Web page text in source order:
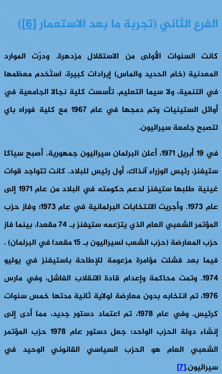
الفرع الثاني (تجربة ما بعد الاستعمار[6]
)
كانت السنوات الأولى من الاستقلال مزدهرة. ودرّت الموارد
المعدنية (خام الحديد والماس) إيرادات كبيرة، استُخدم معظمها
في التنمية، ولا سيما التعليم. تأسست كلية نجالا الجامعية في
أوائل الستينيات وتم دمجها في عام 1967 مع كلية فوراه باي
لتصبح جامعة سيراليون.
في 19 أبريل 1971، أعلن البرلمان سيراليون جمهورية. أصبح سياكا
ستيفنز، رئيس الوزراء آنذاك، أول رئيس للبلاد. كانت تتواجد قوات
غينية طلبها ستيفنز لدعم حكومته في البلاد من عام 1971 إلى
عام 1973. وأجريت الانتخابات البرلمانية في عام 1973؛ وفاز حزب
المؤتمر الشعبي العام الذي يتزعمه ستيفنز بـ 74 مقعدا، بينما فاز
حزب المعارضة (حزب الشعب لسيراليون بـ 15 مقعدا في البرلمان) .
فيما بعد فشلت مؤامرة مزعومة للإطاحة باستيفنز في يوليو
1974. وتمت محاكمة وإعدام قادة الانقلاب الفاشل، وفي مارس
1976، تم انتخابه بدون معارضة لولاية ثانية مدتها خمس سنوات
كرئيس. وفي عام 1978، تم اعتماد دستور جديد، مما أدى إلى
إنشاء دولة الحزب الواحد؛ جعل دستور عام 1978 حزب المؤتمر
الشعبي العام هو الحزب السياسي القانوني الوحيد في
سيراليون.[7]